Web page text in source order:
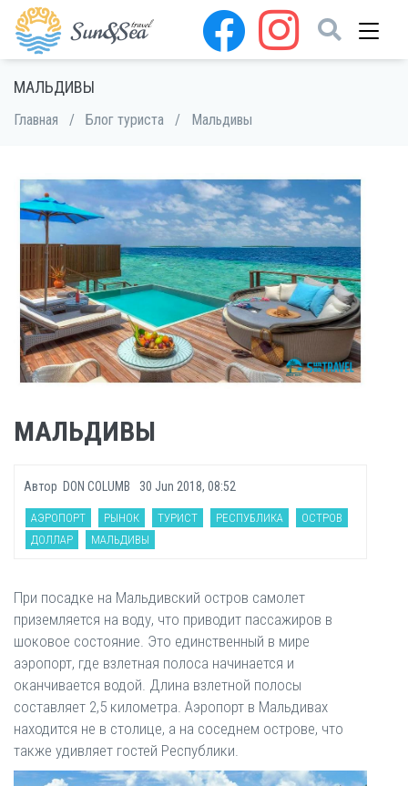
МАЛЬДИВЫ
Главная / Блог туриста / Мальдивы
МАЛЬДИВЫ
Автор DON COLUMB 30 Jun 2018, 08:52
АЭРОПОРТ РЫНОК ТУРИСТ РЕСПУБЛИКА
ОСТРОВ
ДОЛЛАР
МАЛЬДИВЫ
При посадке на Мальдивский остров самолет
приземляется на воду, что приводит пассажиров в
шоковое состояние. Это единственный в мире
аэропорт, где взлетная полоса начинается и
оканчивается водой. Длина взлетной полосы
составляет 2,5 километра. Аэропорт в Мальдивах
находится не в столице, а на соседнем острове, что
также удивляет гостей Республики.